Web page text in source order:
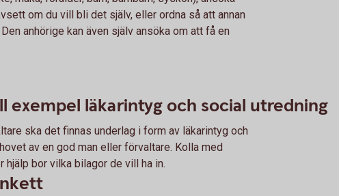
om du vill bli det själv, eller ordna så att annan
anhörige kan även själv ansöka om att få en
exempel läkarintyg och social utredning
ska det finnas under­lag i form av läkar­intyg och
av en god man eller förvaltare. Kolla med
hjälp bor vilka bilagor de vill ha in.